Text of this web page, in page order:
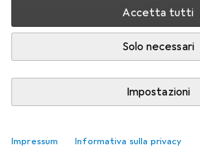
Accetta tutti
Solo necessari
Impostazioni
Impressum Informativa sulla privacy